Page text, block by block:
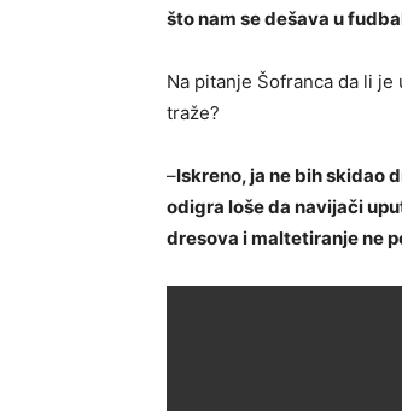
što nam se dešava u
Na pitanje Šofranca da li
traže?
–Iskreno, ja ne bih skidao
odigra loše da navijači
dresova i maltetiranje ne